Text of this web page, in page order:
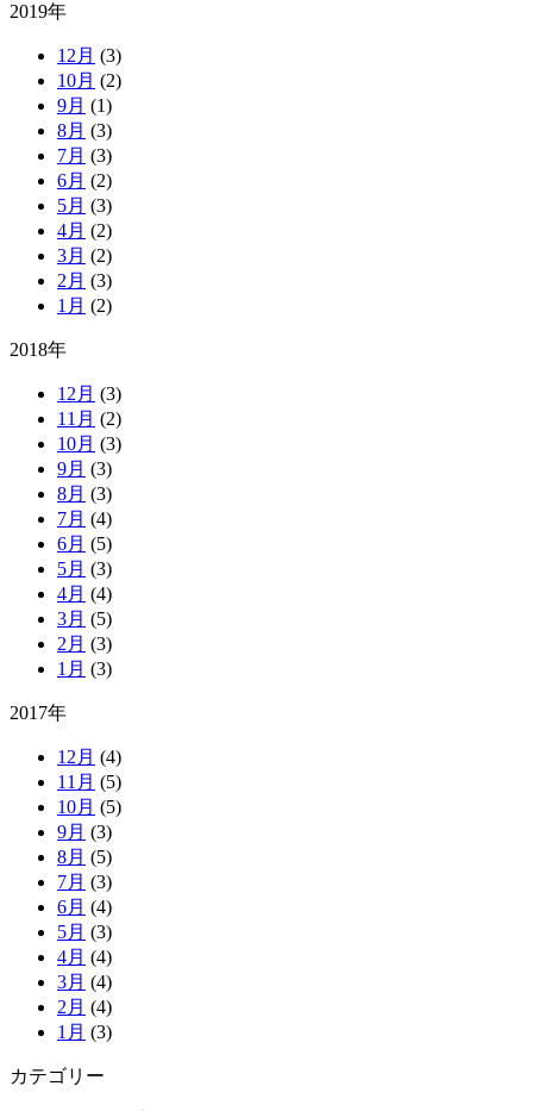
2019年
12月 (3)
10月 (2)
9月 (1)
8月 (3)
7月 (3)
6月 (2)
5月 (3)
4月 (2)
3月 (2)
2月 (3)
1月 (2)
2018年
12月 (3)
11月 (2)
10月 (3)
9月 (3)
8月 (3)
7月 (4)
6月 (5)
5月 (3)
4月 (4)
3月 (5)
2月 (3)
1月 (3)
2017年
12月 (4)
11月 (5)
10月 (5)
9月 (3)
8月 (5)
7月 (3)
6月 (4)
5月 (3)
4月 (4)
3月 (4)
2月 (4)
1月 (3)
カテゴリー